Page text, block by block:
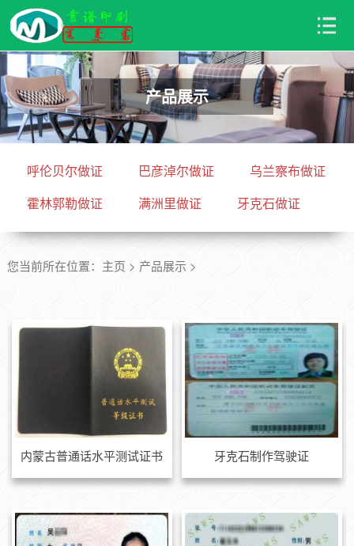
产品展示
呼伦贝尔做证 巴彦淖尔做证
乌兰察布做证
霍林郭勒做证
满洲里做证 牙克石做证
您当前所在位置： 主页 > 产品展示 >
内蒙古普通话水平测试证书 牙克石制作驾驶证